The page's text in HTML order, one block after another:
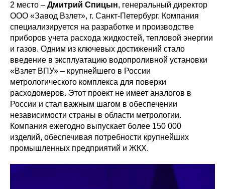
2 место – Дмитрий Спицын, генеральный директор
ООО «Завод Взлет», г. Санкт-Петербург. Компания
специализируется на разработке и производстве
приборов учета расхода жидкостей, тепловой энергии
и газов. Одним из ключевых достижений стало
введение в эксплуатацию водопроливной установки
«Взлет ВПУ» – крупнейшего в России
метрологического комплекса для поверки
расходомеров. Этот проект не имеет аналогов в
России и стал важным шагом в обеспечении
независимости страны в области метрологии.
Компания ежегодно выпускает более 150 000
изделий, обеспечивая потребности крупнейших
промышленных предприятий и ЖКХ.